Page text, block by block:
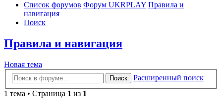
Список форумов Форум UKRPLAY Правила и
навигация
Поиск
Правила и навигация
Новая тема
Поиск
Расширенный поиск
1 тема • Страница 1 из 1